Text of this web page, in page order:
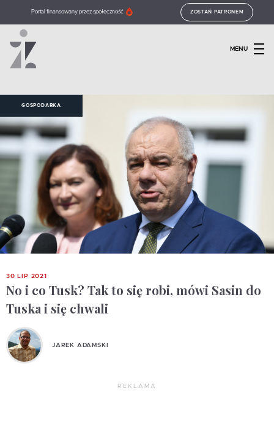
Portal finansowany przez społeczność ZOSTAŃ PATRONEM
MENU
GOSPODARKA
30 LIP 2021
No i co Tusk? Tak to się robi, mówi Sasin do
Tuska i się chwali
JAREK ADAMSKI
REKLAMA